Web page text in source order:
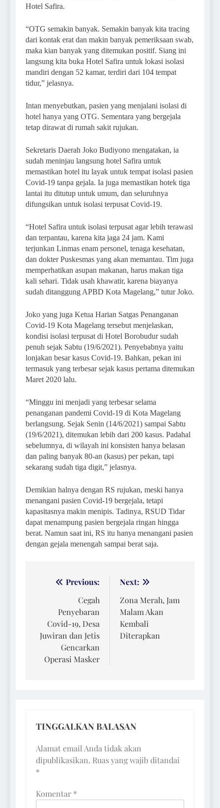
Hotel Safira.
“OTG semakin banyak. Semakin banyak kita tracing
dari kontak erat dan makin banyak pemeriksaan swab,
maka kian banyak yang ditemukan positif. Siang ini
langsung kita buka Hotel Safira untuk lokasi isolasi
mandiri dengan 52 kamar, terdiri dari 104 tempat
tidur,” jelasnya.
Intan menyebutkan, pasien yang menjalani isolasi di
hotel hanya yang OTG. Sementara yang bergejala
tetap dirawat di rumah sakit rujukan.
Sekretaris Daerah Joko Budiyono mengatakan, ia
sudah meninjau langsung hotel Safira untuk
memastikan hotel itu layak untuk tempat isolasi pasien
Covid-19 tanpa gejala. Ia juga memastikan hotek tiga
lantai itu ditutup untuk umum, dan seluruhnya
difungsikan untuk isolasi terpusat Covid-19.
“Hotel Safira untuk isolasi terpusat agar lebih terawasi
dan terpantau, karena kita jaga 24 jam. Kami
terjunkan Linmas enam personel, tenaga kesehatan,
dan dokter Puskesmas yang akan memantau. Tim juga
memperhatikan asupan makanan, harus makan tiga
kali sehari. Tidak usah khawatir, karena biayanya
sudah ditanggung APBD Kota Magelang,” tutur Joko.
Joko yang juga Ketua Harian Satgas Penanganan
Covid-19 Kota Magelang tersebut menjelaskan,
kondisi isolasi terpusat di Hotel Borobudur sudah
penuh sejak Sabtu (19/6/2021). Penyebabnya yaitu
lonjakan besar kasus Covid-19. Bahkan, pekan ini
termasuk yang terbesar sejak kasus pertama ditemukan
Maret 2020 lalu.
“Minggu ini menjadi yang terbesar selama
penanganan pandemi Covid-19 di Kota Magelang
berlangsung. Sejak Senin (14/6/2021) sampai Sabtu
(19/6/2021), ditemukan lebih dari 200 kasus. Padahal
sebelumnya, di wilayah ini konsisten hanya belasan
dan paling banyak 80-an (kasus) per pekan, tapi
sekarang sudah tiga digit,” jelasnya.
Demikian halnya dengan RS rujukan, meski hanya
menangani pasien Covid-19 bergejala, tetapi
kapasitasnya makin menipis. Tadinya, RSUD Tidar
dapat menampung pasien bergejala ringan hingga
berat. Namun saat ini, RS itu hanya menangani pasien
dengan gejala menengah sampai berat saja.
NavigasiPrevious:
Cegah
Penyebaran
Covid-19, Desa
Juwiran dan Jetis
Gencarkan
Operasi Masker
Next:
Zona Merah, Jam
Malam Akan
Kembali
Diterapkan
TINGGALKAN BALASAN
Alamat email Anda tidak akan
dipublikasikan. Ruas yang wajib ditandai
*
Komentar *